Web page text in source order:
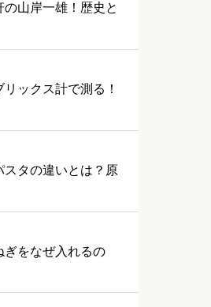
山岸一雄！歴史と
ックス計で測る！
スタの違いとは？原
ぎをなぜ入れるの